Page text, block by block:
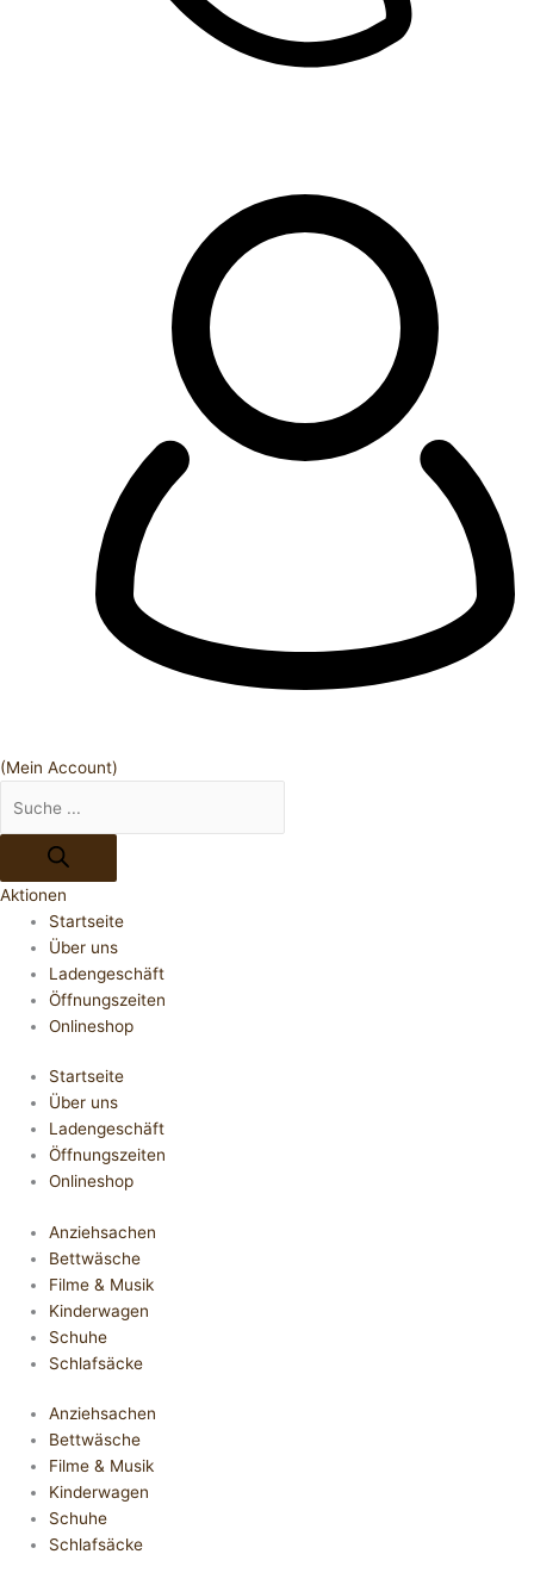
(Mein Account)
Aktionen
Startseite
Über uns
Ladengeschäft
Öffnungszeiten
Onlineshop
Startseite
Über uns
Ladengeschäft
Öffnungszeiten
Onlineshop
Anziehsachen
Bettwäsche
Filme & Musik
Kinderwagen
Schuhe
Schlafsäcke
Anziehsachen
Bettwäsche
Filme & Musik
Kinderwagen
Schuhe
Schlafsäcke